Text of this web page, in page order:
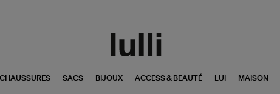
CHAUSSURES SACS BIJOUX ACCESS & BEAUTÉ LUI MAISON